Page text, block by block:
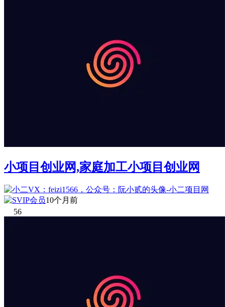
小项目创业网,家庭加工小项目创业网
10个月前
56